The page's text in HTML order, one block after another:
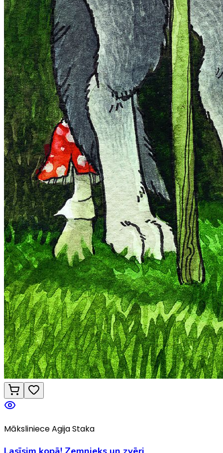
Māksliniece Agija Staka